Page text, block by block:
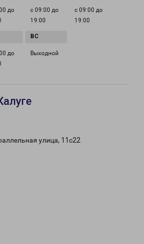
до
с 09:00 до
19:00
с 09:00 до
19:00
до
Выходной
улица, 11с22